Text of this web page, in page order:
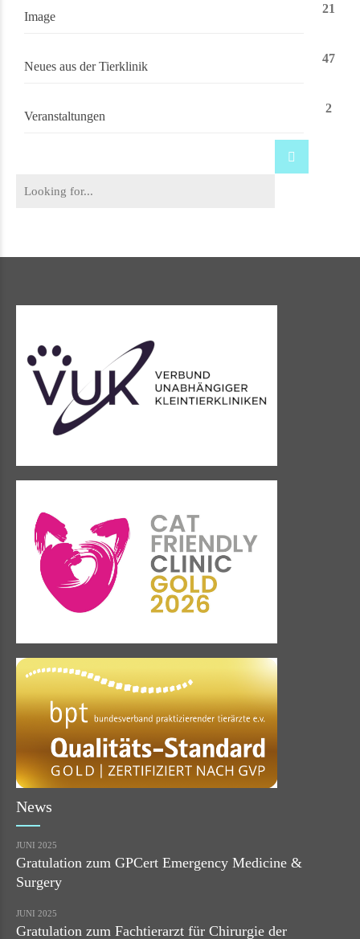
Image
21
Neues aus der Tierklinik
47
Veranstaltungen
2
News
JUNI 2025
Gratulation zum GPCert Emergency Medicine &
Surgery
JUNI 2025
Gratulation zum Fachtierarzt für Chirurgie der